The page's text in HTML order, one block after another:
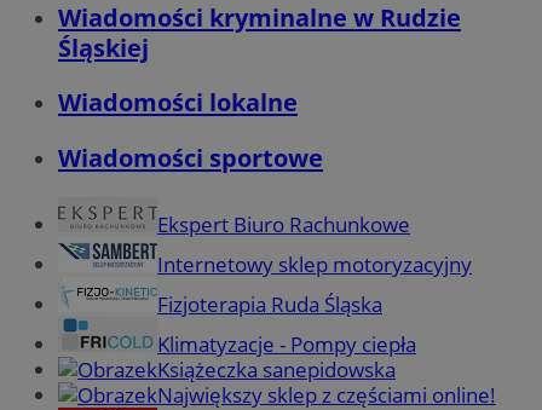
Wiadomości kryminalne w Rudzie
Śląskiej
Wiadomości lokalne
Wiadomości sportowe
Ekspert Biuro Rachunkowe
Internetowy sklep motoryzacyjny
Fizjoterapia Ruda Śląska
Klimatyzacje - Pompy ciepła
Książeczka sanepidowska
Największy sklep z częściami online!